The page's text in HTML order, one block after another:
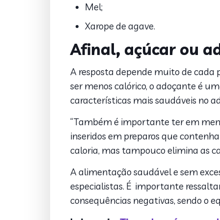
Mel;
Xarope de agave.
Afinal, açúcar ou
A resposta depende muito de cada
ser menos calórico, o adoçante é
características mais saudáveis no
“Também é importante ter em
inseridos em preparos que
caloria, mas tampouco elimina as
A alimentação saudável e sem
especialistas. É importante
consequências negativas, sendo o